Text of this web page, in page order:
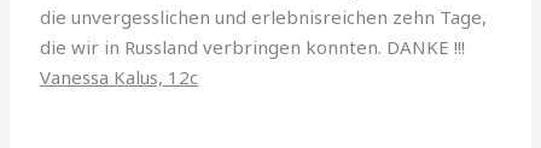
die unvergesslichen und erlebnisreichen zehn Tage,
die wir in Russland verbringen konnten. DANKE !!!
Vanessa Kalus, 12c